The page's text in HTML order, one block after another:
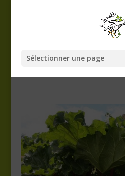
Sélectionner une page